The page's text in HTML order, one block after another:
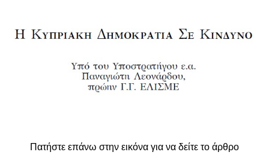
Πατήστε επάνω στην εικόνα για να δείτε το άρθρο